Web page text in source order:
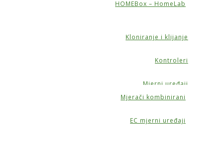
HOMEBox – HomeLab
Kloniranje i klijanje
Kontroleri
Mjerni uređaji
Mjerači kombinirani
EC mjerni uređaji